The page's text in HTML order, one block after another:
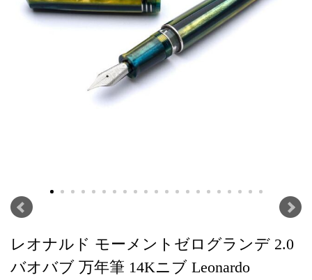
レオナルド モーメントゼログランデ 2.0
バオバブ 万年筆 14Kニブ Leonardo